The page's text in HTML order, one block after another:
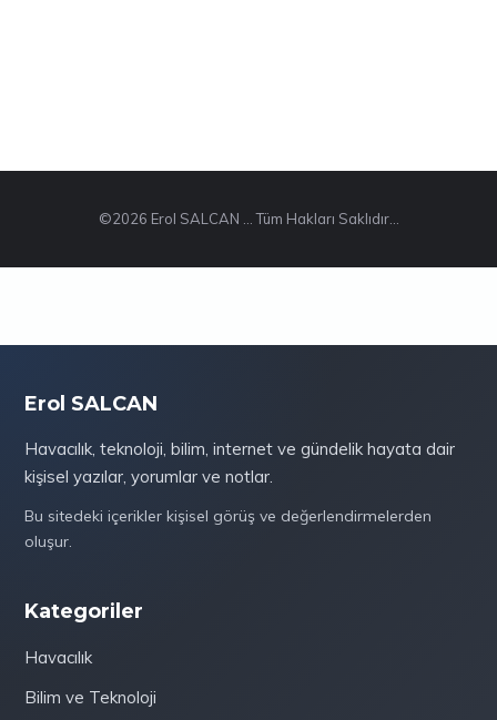
©2026 Erol SALCAN ... Tüm Hakları Saklıdır...
Erol SALCAN
Havacılık, teknoloji, bilim, internet ve gündelik hayata dair
kişisel yazılar, yorumlar ve notlar.
Bu sitedeki içerikler kişisel görüş ve değerlendirmelerden
oluşur.
Kategoriler
Havacılık
Bilim ve Teknoloji